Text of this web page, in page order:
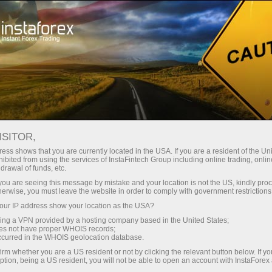
С InstaForex вы получаете
конкурентным возможностям:
кредитное плечо до 1:5000, одни
из лучших спредов и комиссий
на рынке, а также
привлекательные условия для
торговли акциями и индексами
Минимальные
Бонус 30%
на каждый депозит
Скорость
в трейдинге и на трассе
shows that you are currently located in the USA. If you are a resident of the
from using the services of InstaFintech Group including online trading,
of funds, etc.
are seeing this message by mistake and your location is not the US, kindly
you must leave the website in order to comply with government
IP address show your location as the USA?
a VPN provided by a hosting company based in the United States;
not have proper WHOIS records;
in the WHOIS geolocation database.
whether you are a US resident or not by clicking the relevant button below. If
being a US resident, you will not be able to open an account with InstaForex